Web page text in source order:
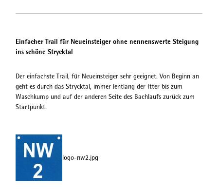
Einfacher Trail für Neueinsteiger ohne nennenswerte Steigung
ins schöne Strycktal
Der einfachste Trail, für Neueinsteiger sehr geeignet. Von Beginn an
geht es durch das Strycktal, immer lentlang der Itter bis zum
Waschkump und auf der anderen Seite des Bachlaufs zurück zum
Startpunkt.
logo-nw2.jpg